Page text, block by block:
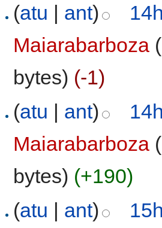
(atu | ant)
Maiarabarboza (
bytes) (-1)
(atu | ant)
Maiarabarboza (
bytes) (+190)
(atu ant)